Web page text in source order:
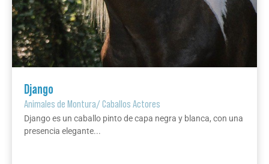
Django
Animales de Montura/Caballos Actores
Django es un caballo pinto de capa negra y blanca, con una
presencia elegante...